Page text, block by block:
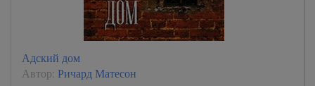
Адский дом
Автор: Ричард Матесон